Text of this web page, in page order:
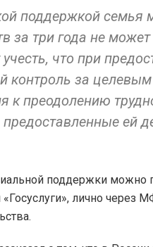
поддержкой
за три года не
что при
контроль за
к преодолению
ей
поддержки можно
«Госуслуги», лично через